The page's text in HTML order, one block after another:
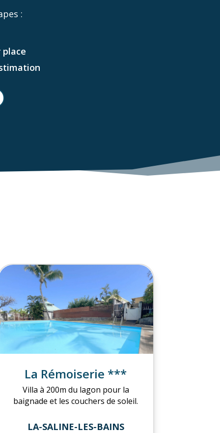
:
place
La Rémoiserie ***
Villa à 200m du lagon pour la
baignade et les couchers de soleil.
LA-SALINE-LES-BAINS